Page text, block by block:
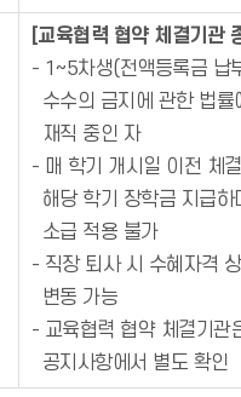
[교육협력 협약 체결기관
- 1~5차생(전액등록금 납
수수의 금지에 관한 법률
재직 중인 자
- 매 학기 개시일 이전 체
해당 학기 장학금 지급
소급 적용 불가
- 직장 퇴사 시 수혜자격
변동 가능
- 교육협력 협약 체결기관
공지사항에서 별도 확인